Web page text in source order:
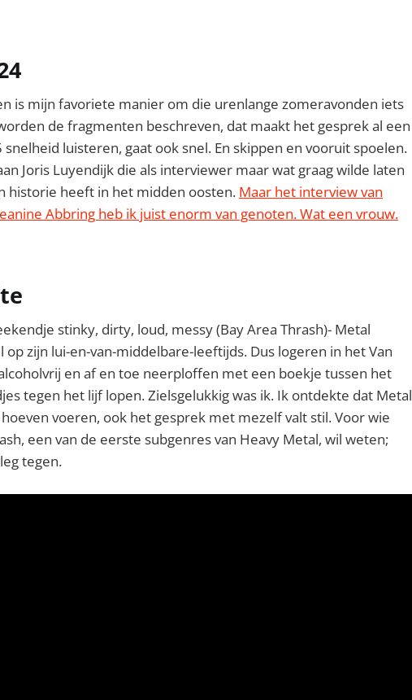
is mijn favoriete manier om die urenlange zomeravonden iets
de fragmenten beschreven, dat maakt het gesprek al een
luisteren, gaat ook snel. En skippen en vooruit spoelen.
Joris Luyendijk die als interviewer maar wat graag wilde laten
historie heeft in het midden oosten. Maar het interview van
Abbring heb ik juist enorm van genoten. Wat een vrouw.
stinky, dirty, loud, messy (Bay Area Thrash)- Metal
op zijn lui-en-van-middelbare-leeftijds. Dus logeren in het Van
en af en toe neerploffen met een boekje tussen het
tegen het lijf lopen. Zielsgelukkig was ik. Ik ontdekte dat Metal
voeren, ook het gesprek met mezelf valt stil. Voor wie
een van de eerste subgenres van Heavy Metal, wil weten;
tegen.